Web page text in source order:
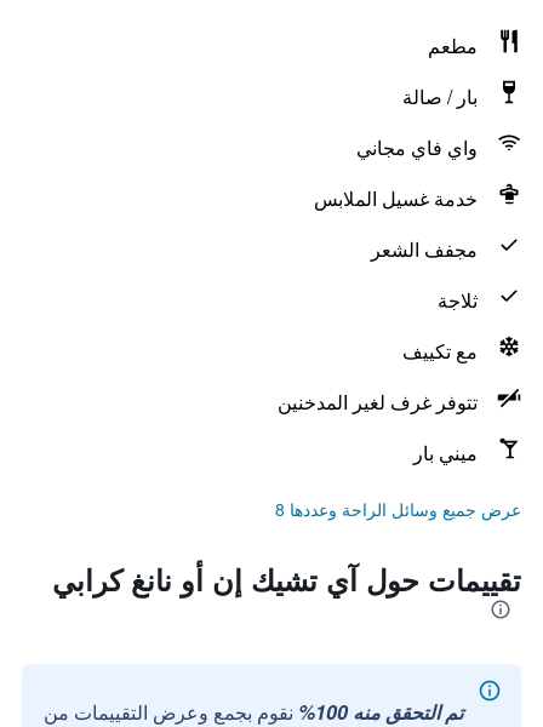
مطعم
بار / صالة
واي فاي مجاني
خدمة غسيل الملابس
مجفف الشعر
ثلاجة
مع تكييف
تتوفر غرف لغير المدخنين
ميني بار
عرض جميع وسائل الراحة وعددها 8
تقييمات حول آي تشيك إن أو نانغ كرابي
تم التحقق منه 100% نقوم بجمع وعرض التقييمات من